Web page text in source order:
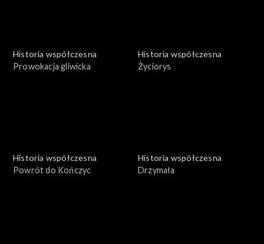
Historia współczesna
Prowokacja gliwicka
Historia współczesna
Życiorys
Historia współczesna
Powrót do Kończyc
Historia współczesna
Drzymała